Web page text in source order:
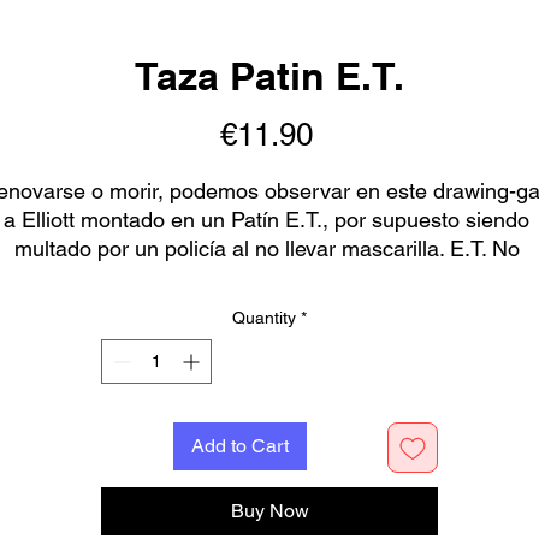
Taza Patin E.T.
€11.90Price
o morir, podemos observar en este drawing-
a Elliott montado en un Patín E.T., por supuesto siendo
multado por un policía al no llevar mascarilla. E.T. No
producto está hecho especialmente para tí, tan pronto
como se realiza un pedido, por lo que tardamos un poco
lugar de a granel ayuda a reducir la sobreproducción, ¡así
que gracias por tomar decisiones de compra bien
Quantity *
Add to Cart
Buy Now